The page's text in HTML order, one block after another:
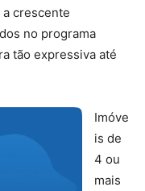
crescente
no programa
tão expressiva até
Imóve
is de
4 ou
mais